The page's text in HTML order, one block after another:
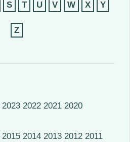
S T U V W X Y
Z
2023 2022 2021 2020
2015 2014 2013 2012 2011